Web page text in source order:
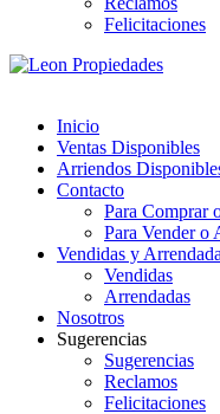
Felicitaciones
Inicio
Ventas Disponibles
Arriendos
Contacto
Para Comprar
Para Vender o
Vendidas y
Vendidas
Arrendadas
Nosotros
Sugerencias
Sugerencias
Reclamos
Felicitaciones